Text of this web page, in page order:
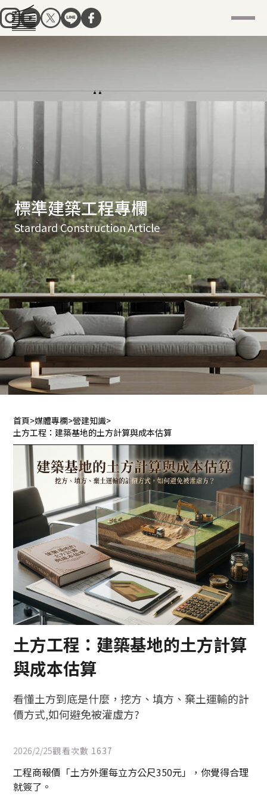
標準建築工程專欄
Stardard Construction Article
首頁>媒體專欄>營建知識>
土方工程：建築基地的土方計算與成本估算
土方工程：建築基地的土方計算
與成本估算
看懂土方到底是什麼，挖方、填方、棄土運輸的計
價方式,如何避免被灌虛方?
2026/2/25觀看次數 1637
工程商報價「土方外運每立方公尺350元」，你覺得合理
就簽了。